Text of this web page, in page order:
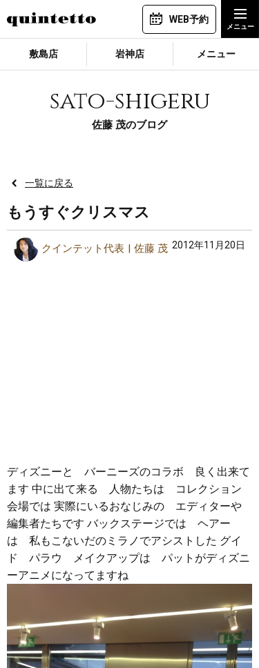
WEB予約
敷島店 岩神店 メニュー
sato-shigeru
佐藤 茂のブログ
一覧に戻る
もうすぐクリスマス
クインテット代表 佐藤 茂 2012年11月20日
ディズニーと バーニーズのコラボ 良く出来て
ます 中に出て来る 人物たちは コレクション
会場では 実際にいるおなじみの エディターや
編集者たちです バックステージでは ヘアー
は 私もこないだのミラノでアシストした グイ
ド パラウ メイクアップは パットがディズニ
ーアニメになってますね